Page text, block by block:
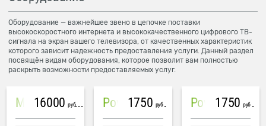
Оборудование — важнейшее звено в цепочке поставки
высокоскоростного интернета и высококачественного цифрового ТВ-
сигнала на экран вашего телевизора, от качественных характеристик
которого зависит надежность предоставления услуги. Данный раздел
посвящён видам оборудования, которое позволит вам полностью
раскрыть возможности предоставляемых услуг.
Mesh система TP-Link Deco M4 (3 устройства)
16000 руб PowerLine Tenda PH6
1750 руб PowerLine TP-Link AV600
1750 руб